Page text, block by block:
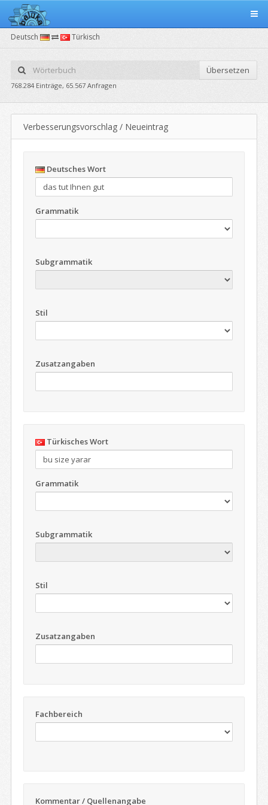
Deutsch Türkisch
Übersetzen
768.284 Einträge, 65.567 Anfragen
Verbesserungsvorschlag / Neueintrag
Deutsches Wort
Grammatik
Subgrammatik
Stil
Zusatzangaben
Türkisches Wort
Grammatik
Subgrammatik
Stil
Zusatzangaben
Fachbereich
Kommentar / Quellenangabe